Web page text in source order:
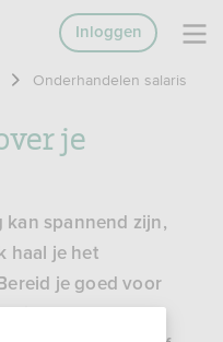
Inloggen
Onderhandelen salaris
je
kan spannend zijn,
haal je het
je goed voor
Wees